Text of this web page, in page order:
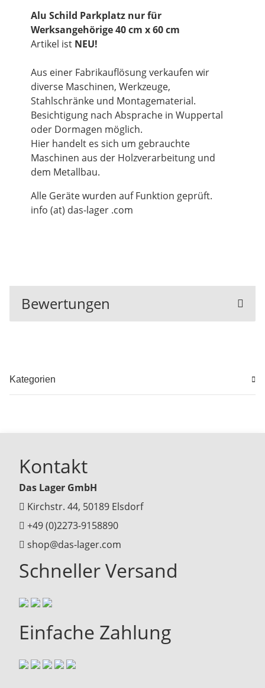
Alu Schild Parkplatz nur für
Werksangehörige 40 cm x 60 cm
Artikel ist NEU!
Aus einer Fabrikauflösung verkaufen wir
diverse Maschinen, Werkzeuge,
Stahlschränke und Montagematerial.
Besichtigung nach Absprache in Wuppertal
oder Dormagen möglich.
Hier handelt es sich um gebrauchte
Maschinen aus der Holzverarbeitung und
dem Metallbau.
Alle Geräte wurden auf Funktion geprüft.
info (at) das-lager .com
Bewertungen
Kategorien
Kontakt
Das Lager GmbH
Kirchstr. 44, 50189 Elsdorf
+49 (0)2273-9158890
shop@das-lager.com
Schneller Versand
Einfache Zahlung